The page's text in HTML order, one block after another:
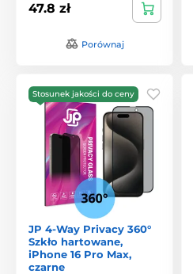
47.8 zł
Porównaj
Stosunek jakości do ceny
JP 4-Way Privacy 360°
Szkło hartowane,
iPhone 16 Pro Max,
czarne